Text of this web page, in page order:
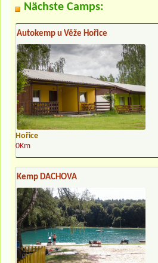
Nächste Camps:
Autokemp u Věže Hořice
Hořice
0Km
Kemp DACHOVA